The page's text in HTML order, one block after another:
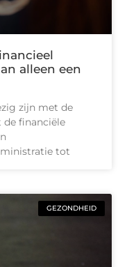
alleen een
zijn met de
de financiële
tot
GEZONDHEID